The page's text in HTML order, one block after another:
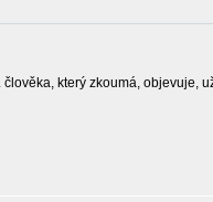
který zkoumá, objevuje,